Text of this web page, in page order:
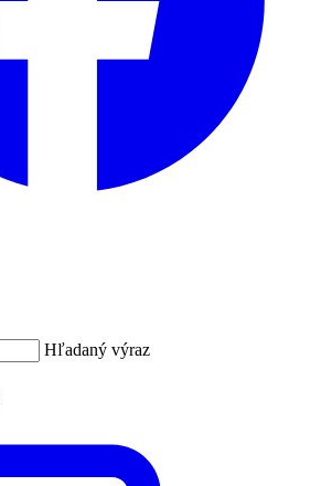
Hľadaný výraz